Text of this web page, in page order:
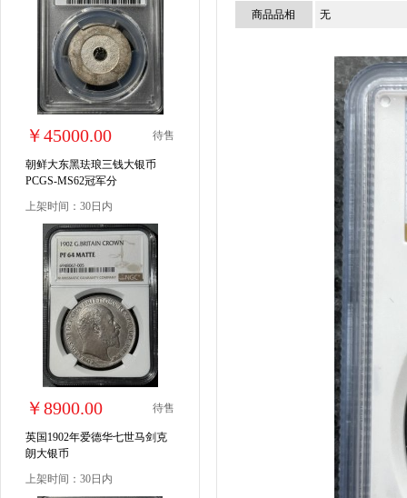
￥45000.00 待售
朝鲜大东黑珐琅三钱大银币
PCGS-MS62冠军分
上架时间：30日内
￥8900.00 待售
英国1902年爱德华七世马剑克
朗大银币
上架时间：30日内
商品品相 无